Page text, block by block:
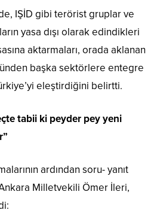
IŞİD gibi terörist gruplar ve
yasa dışı olarak edindikleri
aktarmaları, orada aklanan
başka sektörlere entegre
eleştirdiğini belirtti.
tabii ki peyder pey yeni
ardından soru- yanıt
Milletvekili Ömer İleri,